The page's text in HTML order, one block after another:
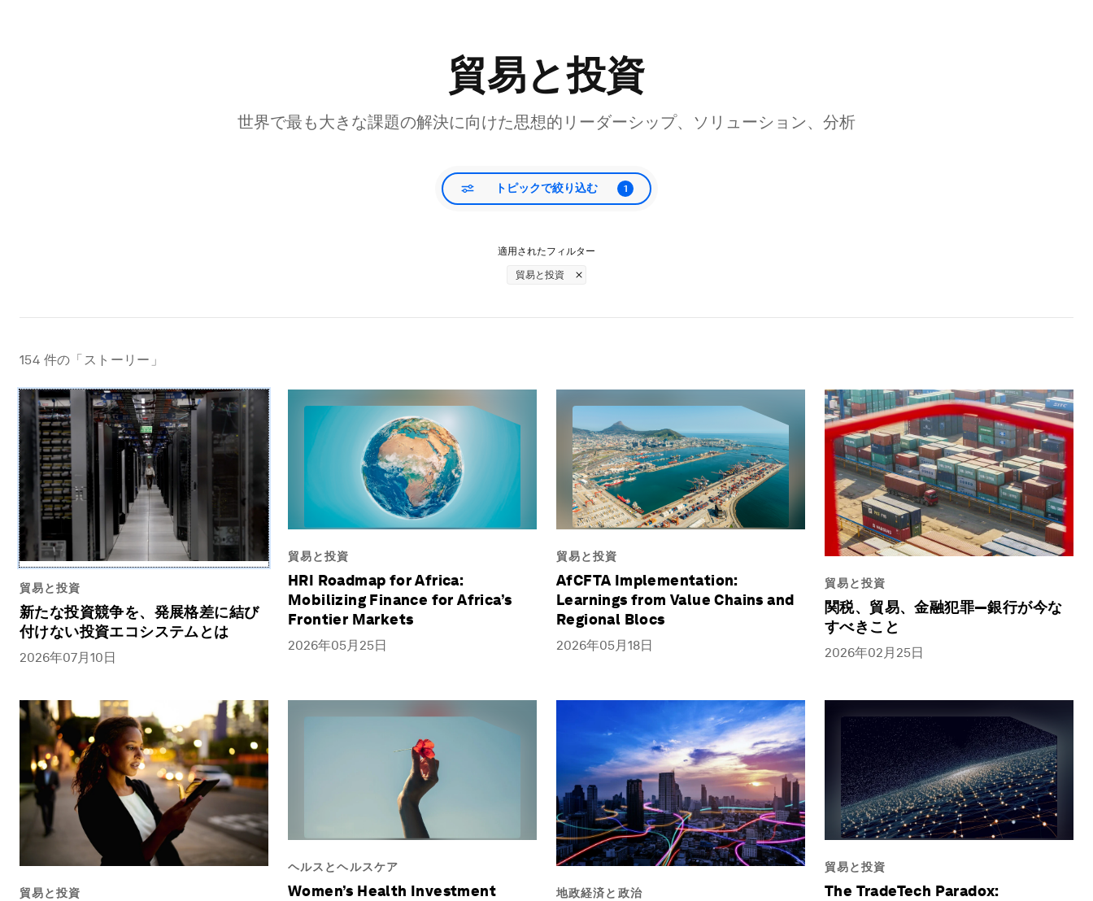
貿易と投資
世界で最も大きな課題の解決に向けた思想的リーダーシップ、ソリューション、分析
トピックで絞り込む 1
適用されたフィルター
貿易と投資
154 件の「ストーリー」
貿易と投資
新たな投資競争を、発展格差に結び
付けない投資エコシステムとは
2026年07月10日
貿易と投資
HRI Roadmap for Africa:
Mobilizing Finance for Africa’s
Frontier Markets
2026年05月25日
貿易と投資
AfCFTA Implementation:
Learnings from Value Chains and
Regional Blocs
2026年05月18日
貿易と投資
関税、貿易、金融犯罪―銀行が今な
すべきこと
2026年02月25日
貿易と投資
ヘルスとヘルスケア
Women’s Health Investment
地政経済と政治
貿易と投資
The TradeTech Paradox: